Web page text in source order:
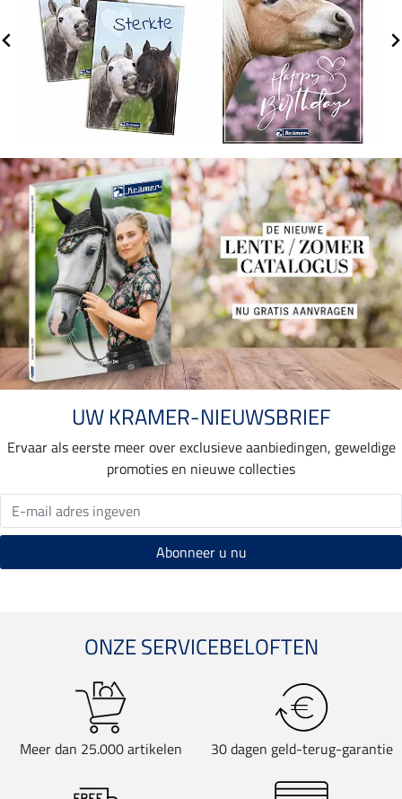
UW KRAMER-NIEUWSBRIEF
Ervaar als eerste meer over exclusieve aanbiedingen, geweldige
promoties en nieuwe collecties
ONZE SERVICEBELOFTEN
Meer dan 25.000 artikelen 30 dagen geld-terug-garantie